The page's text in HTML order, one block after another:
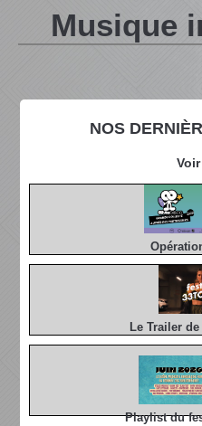
NOS
Le Trailer
Playlist du
Musique